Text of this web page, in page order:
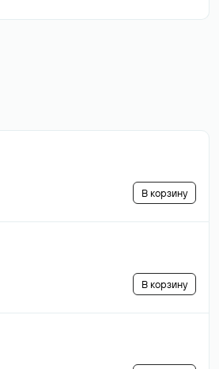
В корзину
В корзину